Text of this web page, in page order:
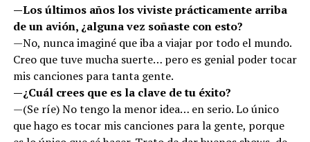
—Los últimos años los viviste prácticamente arriba
de un avión, ¿alguna vez soñaste con esto?
—No, nunca imaginé que iba a viajar por todo el mundo.
Creo que tuve mucha suerte… pero es genial poder tocar
mis canciones para tanta gente.
—¿Cuál crees que es la clave de tu éxito?
—(Se ríe) No tengo la menor idea… en serio. Lo único
que hago es tocar mis canciones para la gente, porque